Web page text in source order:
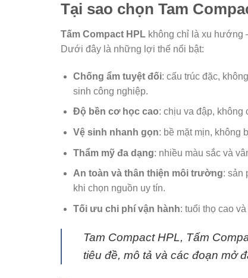
Tại sao chọn Tam
Tấm Compact HPL không chỉ là xu hướng
Dưới đây là những lợi thế nổi bật:
Chống ẩm tuyệt đối: cấu trúc đặc,
sinh công nghiệp.
Độ bền cơ học cao: chịu va đập, không
Vệ sinh nhanh gọn: bề mặt mịn, không
Thẩm mỹ đa dạng: nhiều màu sắc và
An toàn và thân thiện môi trường: sản
khi chọn nguồn uy tín.
Tối ưu chi phí vận hành: tuổi thọ cao
Tam Compact HPL, Tấm
tiêu đề, mô tả và các đoạn mở